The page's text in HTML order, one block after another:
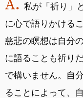
私が「祈り」
に心で語りかける
慈悲の瞑想は自分
に語ることも祈り
で構いません。自
ることによって、